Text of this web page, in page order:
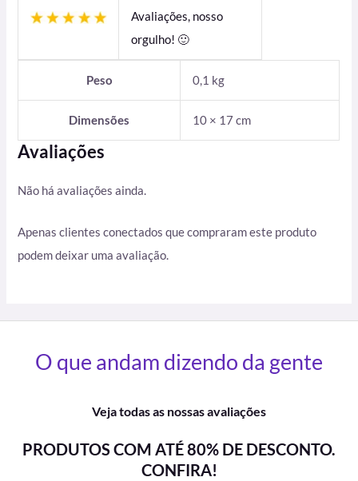
Avaliações, nosso
orgulho! 🙂
Peso 0,1 kg
Dimensões 10 × 17 cm
Avaliações
Não há avaliações ainda.
Apenas clientes conectados que compraram este produto
podem deixar uma avaliação.
O que andam dizendo da gente
Veja todas as nossas avaliações
PRODUTOS COM ATÉ 80% DE DESCONTO.
CONFIRA!